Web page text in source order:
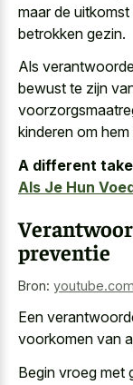
maar de
betrokken gezin.
Als
bewust te zijn
kinderen om
A different
Als Je Hun
preventie
Bron: youtube.com
Een
voorkomen van
Begin vroeg met